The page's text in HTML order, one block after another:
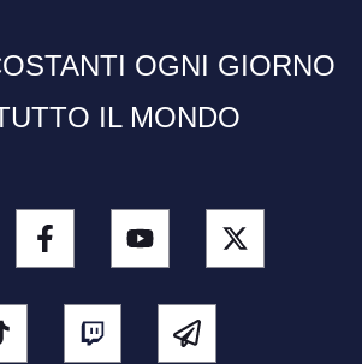
OGNI GIORNO
IL MONDO